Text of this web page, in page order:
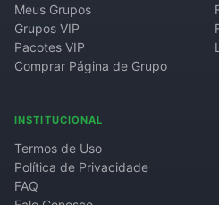
Meus Grupos
Grupos VIP
Pacotes VIP
Comprar Página de Grupo
INSTITUCIONAL
Termos de Uso
Política de Privacidade
FAQ